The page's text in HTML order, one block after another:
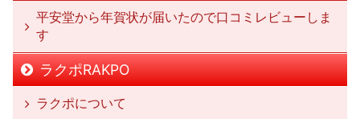
平安堂から年賀状が届いたので口コミレビューしま
す
ラクポRAKPO
ラクポについて